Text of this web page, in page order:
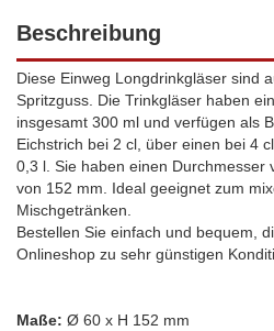
Beschreibung
Diese Einweg Longdrinkgläser sind
Spritzguss. Die Trinkgläser haben
insgesamt 300 ml und verfügen als
Eichstrich bei 2 cl, über einen bei 4
0,3 l. Sie haben einen Durchmesser
von 152 mm. Ideal geeignet zum
Mischgetränken.
Bestellen Sie einfach und bequem,
Onlineshop zu sehr günstigen
Maße: Ø 60 x H 152 mm